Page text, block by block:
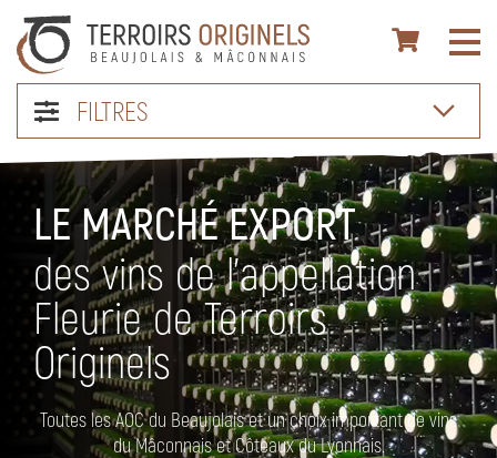
FILTRES
LE MARCHÉ EXPORT
des vins de l’appellation
Fleurie de Terroirs
Originels
Toutes les AOC du Beaujolais et un choix important de vins
du Mâconnais et Côteaux du Lyonnais.